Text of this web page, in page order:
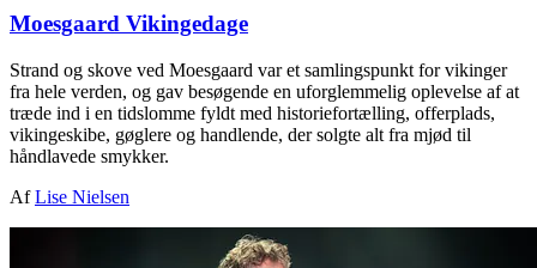
Moesgaard Vikingedage
Strand og skove ved Moesgaard var et samlingspunkt for vikinger
fra hele verden, og gav besøgende en uforglemmelig oplevelse af at
træde ind i en tidslomme fyldt med historiefortælling, offerplads,
vikingeskibe, gøglere og handlende, der solgte alt fra mjød til
håndlavede smykker.
AfLise Nielsen